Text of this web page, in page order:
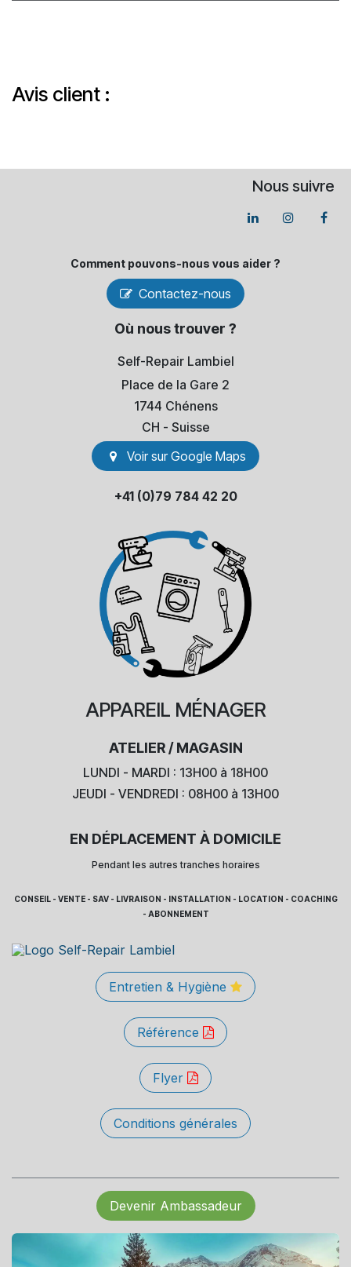
Avis client :
Nous suivre
Comment pouvons-​nous vous aider ?
Contactez-nous
Où nous trouver ?
Self-Repair Lambiel
Place de la Gare 2
1744 Chénens
​CH - Suisse
Voir sur Go​​ogle Maps
+41 (0)79 784 42 20
APPAREIL MÉNAGER
ATELIER / MAGASIN
LUNDI - MARDI : 13H00 à 18H00
JEUDI - VENDREDI : 08H00 à 13H00
EN DÉPLACEMENT À DOMICILE
Pendant les autres tranches horaires
CONSEIL - VENTE - SAV - LIVRAISON - INSTALLATION - LOCATION - COACHING
- ABONNEMENT
Entretien & Hygiène
Référence
Flyer
Conditions générales
Devenir Ambassadeur